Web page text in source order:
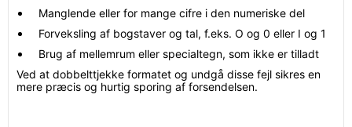
Manglende eller for mange cifre i den numeriske del
Forveksling af bogstaver og tal, f.eks. O og 0 eller I og 1
Brug af mellemrum eller specialtegn, som ikke er tilladt
Ved at dobbelttjekke formatet og undgå disse fejl sikres en
mere præcis og hurtig sporing af forsendelsen.